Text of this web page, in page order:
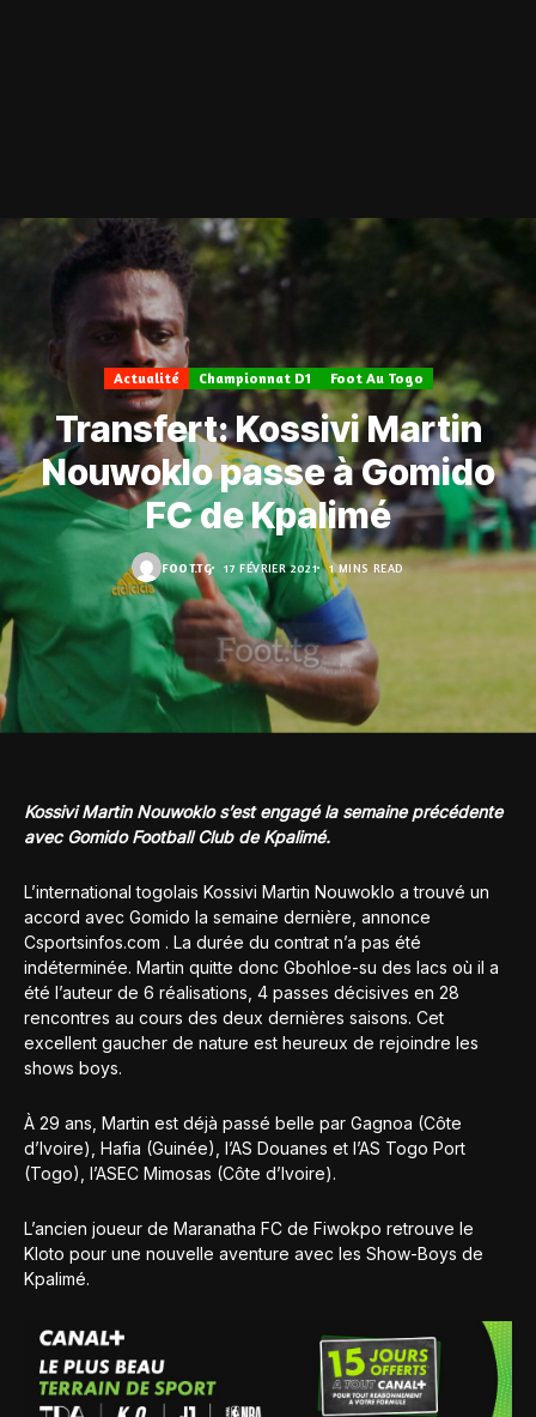
Actualité Championnat D1 Foot Au Togo
Transfert: Kossivi Martin
Nouwoklo passe à Gomido
FC de Kpalimé
FOOT.TG 17 FÉVRIER 2021 1 MINS READ
Kossivi Martin Nouwoklo s’est engagé la semaine précédente
avec Gomido Football Club de Kpalimé.
L’international togolais Kossivi Martin Nouwoklo a trouvé un
accord avec Gomido la semaine dernière, annonce
Csportsinfos.com . La durée du contrat n’a pas été
indéterminée. Martin quitte donc Gbohloe-su des lacs où il a
été l’auteur de 6 réalisations, 4 passes décisives en 28
rencontres au cours des deux dernières saisons. Cet
excellent gaucher de nature est heureux de rejoindre les
shows boys.
À 29 ans, Martin est déjà passé belle par Gagnoa (Côte
d’Ivoire), Hafia (Guinée), l’AS Douanes et l’AS Togo Port
(Togo), l’ASEC Mimosas (Côte d’Ivoire).
L’ancien joueur de Maranatha FC de Fiwokpo retrouve le
Kloto pour une nouvelle aventure avec les Show-Boys de
Kpalimé.